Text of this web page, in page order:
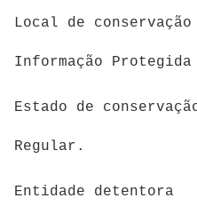
Local de conservação
Informação Protegida
Estado de
Regular.
Entidade detentora